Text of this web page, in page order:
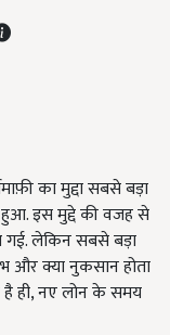
का मुद्दा सबसे बड़ा
हुआ. इस मुद्दे की वजह से
गई. लेकिन सबसे बड़ा
और क्या नुकसान होता
ही, नए लोन के समय